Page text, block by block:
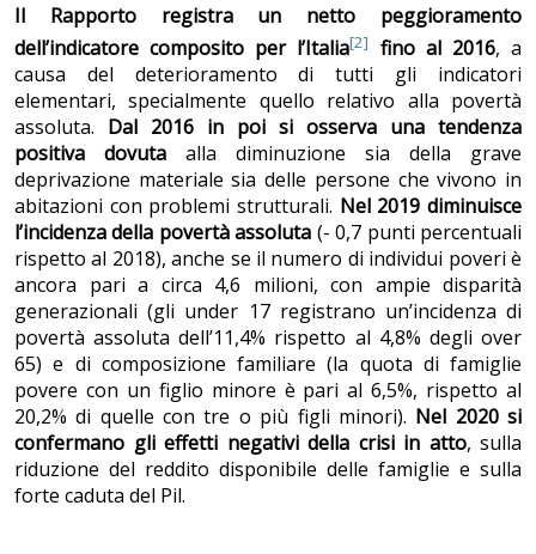
Il Rapporto registra un netto peggioramento
dell’indicatore composito per l’Italia[2] fino al 2016, a
causa del deterioramento di tutti gli indicatori
elementari, specialmente quello relativo alla povertà
assoluta. Dal 2016 in poi si osserva una tendenza
positiva dovuta alla diminuzione sia della grave
deprivazione materiale sia delle persone che vivono in
abitazioni con problemi strutturali. Nel 2019 diminuisce
l’incidenza della povertà assoluta (- 0,7 punti percentuali
rispetto al 2018), anche se il numero di individui poveri è
ancora pari a circa 4,6 milioni, con ampie disparità
generazionali (gli under 17 registrano un’incidenza di
povertà assoluta dell’11,4% rispetto al 4,8% degli over
65) e di composizione familiare (la quota di famiglie
povere con un figlio minore è pari al 6,5%, rispetto al
20,2% di quelle con tre o più figli minori). Nel 2020 si
confermano gli effetti negativi della crisi in atto, sulla
riduzione del reddito disponibile delle famiglie e sulla
forte caduta del Pil.